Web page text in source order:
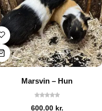
Marsvin – Hun
600.00 kr.